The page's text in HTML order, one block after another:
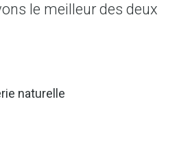
le meilleur des deux
naturelle